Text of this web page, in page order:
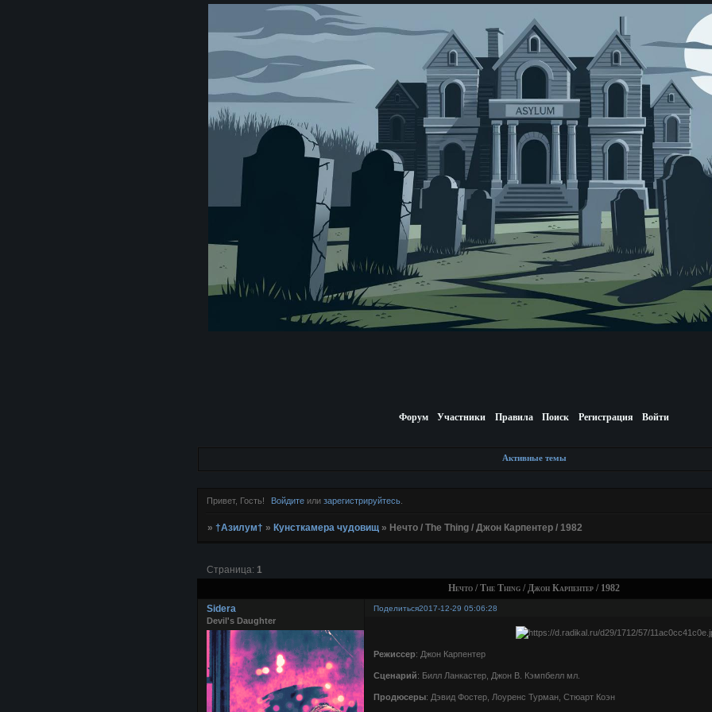
Форум Участники Правила Поиск Регистрация Войти
Активные темы
Привет, Гость! Войдите или зарегистрируйтесь
» †Азилум† » Кунсткамера чудовищ » Нечто / The Thing / Джон Карпентер / 1982
Нечто / The Thing / Джон Карпентер / 1982
Страница: 1
Поделиться2017-12-29 05:06:28
Sidera
Devil's Daughter
Режиссер: Джон Карпентер
Сценарий: Билл Ланкастер, Джон В. Кэмпбелл мл.
Продюсеры: Дэвид Фостер, Лоуренс Турман, Стюарт Коэн